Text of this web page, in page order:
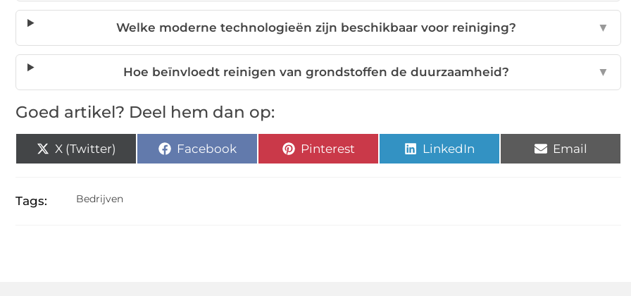
Welke moderne technologieën zijn beschikbaar voor reiniging? ▼
Hoe beïnvloedt reinigen van grondstoffen de duurzaamheid? ▼
Goed artikel? Deel hem dan op:
X (Twitter) Facebook Pinterest LinkedIn Email
Tags: Bedrijven